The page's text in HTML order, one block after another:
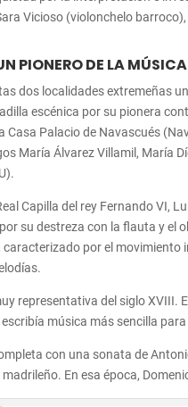
Vicioso (violonchelo
PIONERO DE LA
dos localidades extremeñas
escénica por su pionera
Casa Palacio de Navascués
María Álvarez Villamil, María
Capilla del rey Fernando VI,
su destreza con la flauta y el
caracterizado por el movimiento
representativa del siglo
música más sencilla
con una sonata de
En esa época,